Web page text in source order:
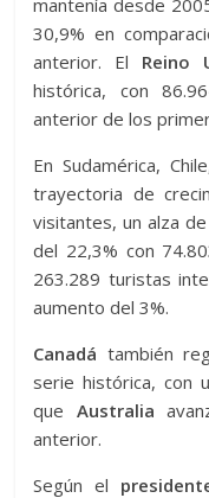
mantenía desde
30,9% en
anterior. El Reino
histórica, con
anterior de los
En Sudamérica,
trayectoria de
visitantes, un alza
del 22,3% con
263.289 turistas
aumento del 3%.
Canadá también
serie histórica, con
que Australia
anterior.
Según el